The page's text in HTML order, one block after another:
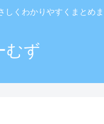
しくわかりやすくまとめ
むず